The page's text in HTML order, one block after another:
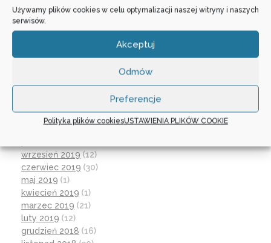
Używamy plików cookies w celu optymalizacji naszej witryny i naszych
serwisów.
Akceptuj
Odmów
Preferencje
Polityka plików cookiesUSTAWIENIA PLIKÓW COOKIE
lipiec 2021(2)
grudzień 2019(18)
wrzesień 2019(12)
czerwiec 2019 (30)
maj 2019 (1)
kwiecień 2019 (1)
marzec 2019 (21)
luty 2019 (12)
grudzień 2018 (16)